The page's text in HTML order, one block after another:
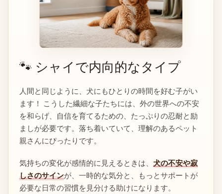
🐾 シャイで内向的なタイプ
人間と同じように、犬にもひとりの時間を好む子がい
ます！ こうした繊細な子たちには、外の世界への不安
を和らげ、自信を育てるための、たっぷりの忍耐と励
ましが必要です。落ち着いていて、理解のあるペット
親さんにぴったりです。
気持ちの変化が感情的に見えるときは、 犬の不安や寂
しさのサインが、一時的な気分と、もっとサポートが
必要な日常の習慣を見分ける助けになります。